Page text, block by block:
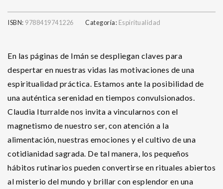
ISBN: 9788419741226 Categoría: Espiritualidad
En las páginas de Imán se despliegan claves para
despertar en nuestras vidas las motivaciones de una
espiritualidad práctica. Estamos ante la posibilidad de
una auténtica serenidad en tiempos convulsionados.
Claudia Iturralde nos invita a vincularnos con el
magnetismo de nuestro ser, con atención a la
alimentación, nuestras emociones y el cultivo de una
cotidianidad sagrada. De tal manera, los pequeños
hábitos rutinarios pueden convertirse en rituales abiertos
al misterio del mundo y brillar con esplendor en una